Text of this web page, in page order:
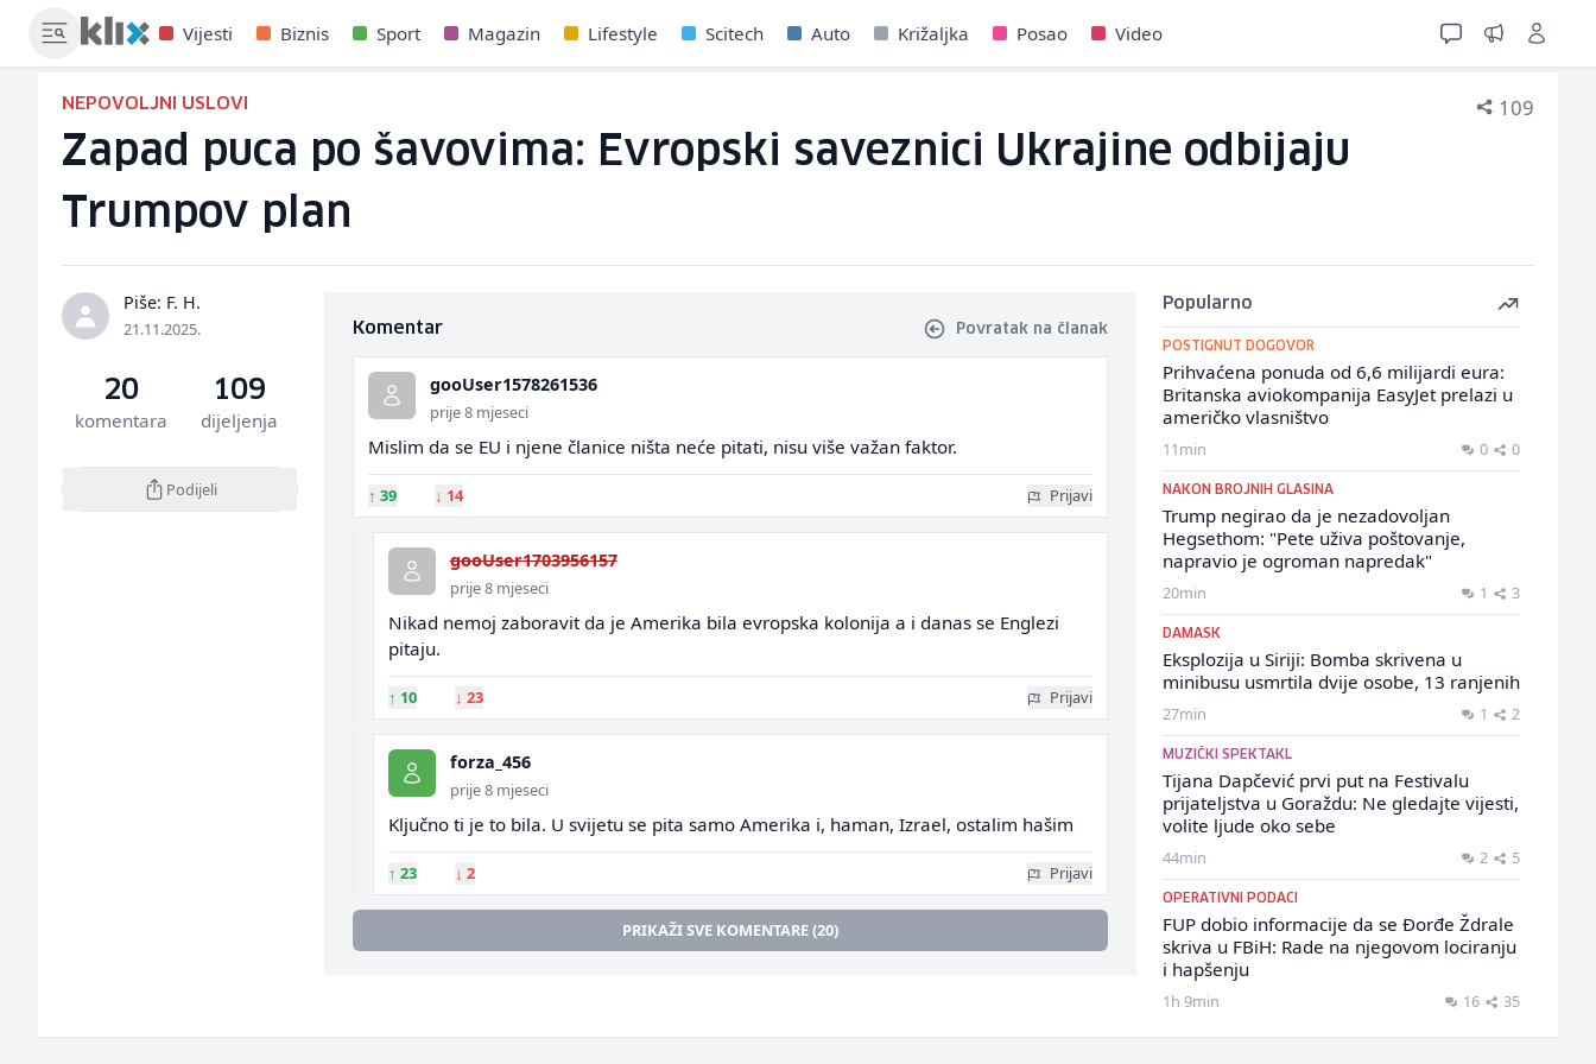
Vijesti Biznis Sport Magazin Lifestyle Scitech Auto Križaljka Posao Video
NEPOVOLJNI USLOVI 109
Zapad puca po šavovima: Evropski saveznici Ukrajine odbijaju
Trumpov plan
Piše: F. H.
21.11.2025.
20
komentara
109
dijeljenja
Podijeli
Komentar Povratak na članak
gooUser1578261536
prije 8 mjeseci
Mislim da se EU i njene članice ništa neće pitati, nisu više važan faktor.
↑ 39 ↓ 14 Prijavi
gooUser1703956157
prije 8 mjeseci
Nikad nemoj zaboravit da je Amerika bila evropska kolonija a i danas se Englezi
pitaju.
↑ 10 ↓ 23 Prijavi
forza_456
prije 8 mjeseci
Ključno ti je to bila. U svijetu se pita samo Amerika i, haman, Izrael, ostalim hašim
↑ 23 ↓ 2 Prijavi
PRIKAŽI SVE KOMENTARE (20)
Popularno
POSTIGNUT DOGOVOR
Prihvaćena ponuda od 6,6 milijardi eura:
Britanska aviokompanija EasyJet prelazi u
američko vlasništvo
11min 0 0
NAKON BROJNIH GLASINA
Trump negirao da je nezadovoljan
Hegsethom: "Pete uživa poštovanje,
napravio je ogroman napredak"
20min 1 3
DAMASK
Eksplozija u Siriji: Bomba skrivena u
minibusu usmrtila dvije osobe, 13 ranjenih
27min 1 2
MUZIČKI SPEKTAKL
Tijana Dapčević prvi put na Festivalu
prijateljstva u Goraždu: Ne gledajte vijesti,
volite ljude oko sebe
44min 2 5
OPERATIVNI PODACI
FUP dobio informacije da se Đorđe Ždrale
skriva u FBiH: Rade na njegovom lociranju
i hapšenju
1h 9min 16 35